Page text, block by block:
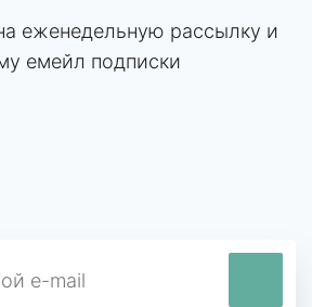
еженедельную рассылку и
емейл подписки